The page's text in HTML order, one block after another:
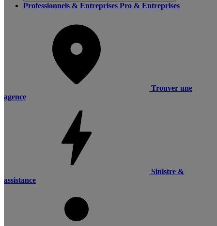
Professionnels & Entreprises Pro & Entreprises
Trouver une
agence
Sinistre &
assistance